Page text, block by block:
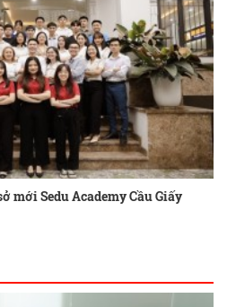
mới Sedu Academy Cầu Giấy